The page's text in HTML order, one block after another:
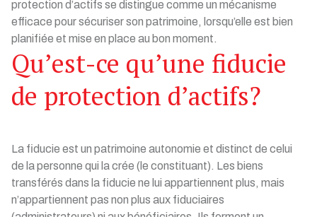
protection d’actifs se distingue comme un mécanisme
efficace pour sécuriser son patrimoine, lorsqu’elle est bien
planifiée et mise en place au bon moment.
Qu’est-ce qu’une fiducie
de protection d’actifs?
La fiducie est un patrimoine autonomie et distinct de celui
de la personne qui la crée (le constituant). Les biens
transférés dans la fiducie ne lui appartiennent plus, mais
n’appartiennent pas non plus aux fiduciaires